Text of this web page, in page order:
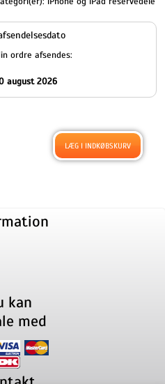
ordre afsendes:
august 2026
kan
med